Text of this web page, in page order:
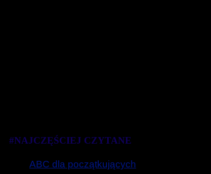
#NAJCZĘŚCIEJ CZYTANE
ABC dla początkujących